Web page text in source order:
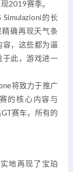
2019赛季。
Simulazioni的长
确再现天气条
，这些都为逼
于此，游戏进一
将致力于推广
的核心内容与
赛车，所有的
地再现了宝珀